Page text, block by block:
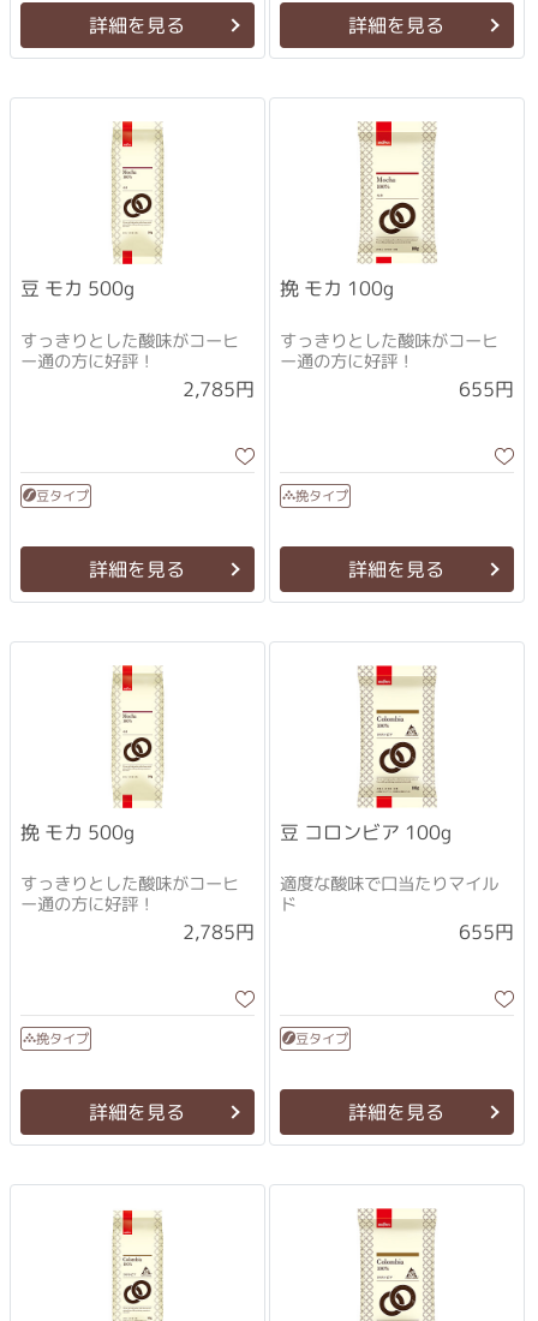
詳細を見る 詳細を見る
豆 モカ 500g
すっきりとした酸味がコーヒ
ー通の方に好評！
2,785円
豆タイプ
詳細を見る
挽 モカ 100g
すっきりとした酸味がコーヒ
ー通の方に好評！
655円
挽タイプ
詳細を見る
挽 モカ 500g
すっきりとした酸味がコーヒ
ー通の方に好評！
2,785円
挽タイプ
詳細を見る
豆 コロンビア 100g
適度な酸味で口当たりマイル
ド
655円
豆タイプ
詳細を見る